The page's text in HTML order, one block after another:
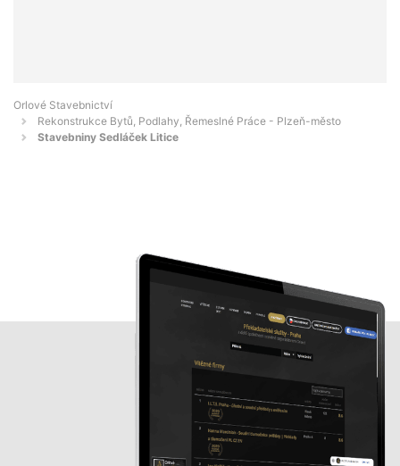
Orlové Stavebnictví
Rekonstrukce Bytů, Podlahy, Řemeslné Práce - Plzeň-město
Stavebniny Sedláček Litice